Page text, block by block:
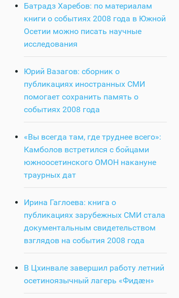
Батрадз Харебов: по материалам
книги о событиях 2008 года в Южной
Осетии можно писать научные
исследования
Юрий Вазагов: сборник о
публикациях иностранных СМИ
помогает сохранить память о
событиях 2008 года
«Вы всегда там, где труднее всего»:
Камболов встретился с бойцами
южноосетинского ОМОН накануне
траурных дат
Ирина Гаглоева: книга о
публикациях зарубежных СМИ стала
документальным свидетельством
взглядов на события 2008 года
В Цхинвале завершил работу летний
осетиноязычный лагерь «Фидӕн»